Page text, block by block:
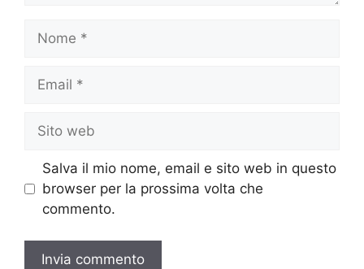
Nome
Email
Sito
web
Salva il mio nome, email e sito web in questo
browser per la prossima volta che
commento.